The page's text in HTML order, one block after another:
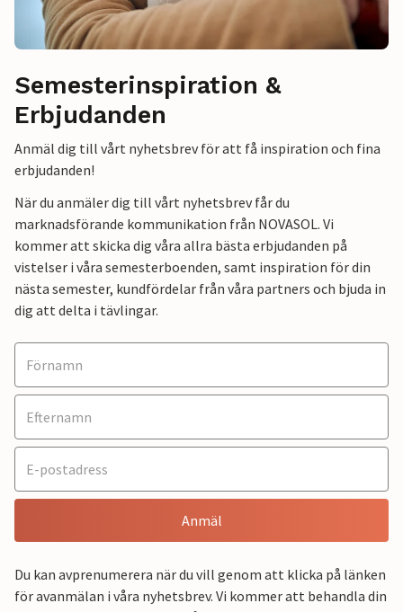
Semesterinspiration &
Erbjudanden
Anmäl dig till vårt nyhetsbrev för att få inspiration och fina
erbjudanden!
När du anmäler dig till vårt nyhetsbrev får du
marknadsförande kommunikation från NOVASOL. Vi
kommer att skicka dig våra allra bästa erbjudanden på
vistelser i våra semesterboenden, samt inspiration för din
nästa semester, kundfördelar från våra partners och bjuda in
dig att delta i tävlingar.
Anmäl
Du kan avprenumerera när du vill genom att klicka på länken
för avanmälan i våra nyhetsbrev. Vi kommer att behandla din